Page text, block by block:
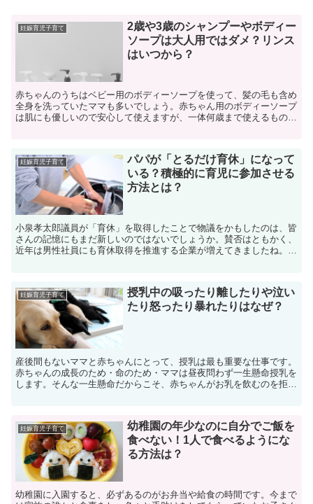
妊娠育児子育て
2歳や3歳のシャンプーやボディー
ソープは大人用ではダメ？リンス
はいつから？
赤ちゃんのうちはベビー用のボディーソープを使って、髪の毛も含め
全身を洗っていたママも多いでしょう。赤ちゃん用のボディーソープ
は肌にも優しいので安心して使えますが、一体何歳まで使えるものな
妊娠育児子育て
パパが「とるだけ育休」になって
いる？積極的に育児に参加させる
方法とは？
小泉孝太郎議員が「育休」を取得したことで物議をかもしたのは、皆
さんの記憶にもまだ新しいのではないでしょうか。賛否はともかく、
近年は男性社員にも育休取得を推進する企業が増えてきましたね。し
妊娠育児子育て
授乳中の吸ったり離したりや泣い
たり怒ったり暴れたりはなぜ？
産後間もないママと赤ちゃんにとって、授乳は最も重要な仕事です。
赤ちゃんの成長のため・命のため・ママは昼夜問わず一生懸命授乳を
します。そんな一生懸命だからこそ、赤ちゃんがお乳を飲むのを拒ん
妊娠育児子育て
幼稚園の年少なのに自分でご飯を
食べない！1人で食べるようにな
る方法は？
幼稚園に入園すると、必ずあるのがお弁当や給食の時間です。今まで